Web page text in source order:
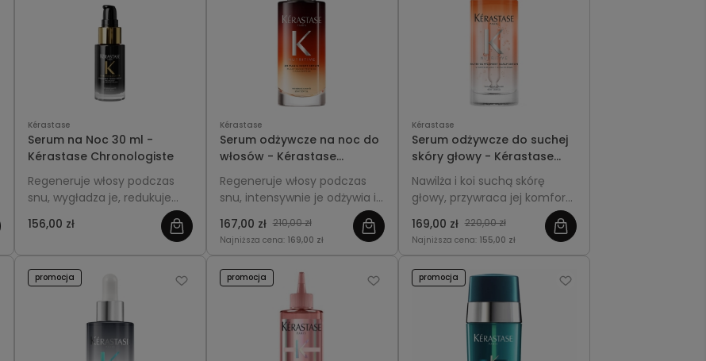
Kérastase
Serum na Noc 30 ml -
Kérastase Chronologiste
Regeneruje włosy podczas
snu, wygładza je, redukuje
puszenie i przywraca blask,
dzięki czemu rano włosy są
156,00 zł
Kérastase
Serum odżywcze na noc do
włosów - Kérastase
Nutritive 8H Magic Night
Serum 90ml
Regeneruje włosy podczas
snu, intensywnie je odżywia i
nadając im miękkość,
gładkość i blask o poranku.
167,00 zł 210,00 zł
Najniższa cena: 169,00 zł
Kérastase
Serum odżywcze do suchej
skóry głowy - Kérastase
Nutritive Nutri-Supplement
Scalp Serum 90ml
Nawilża i koi suchą skórę
głowy, przywraca jej komfort i
równowagę, wspiera zdrowy
wzrost włosów i poprawia
kondycję pasm.
169,00 zł 220,00 zł
Najniższa cena: 155,00 zł
promocja promocja promocja